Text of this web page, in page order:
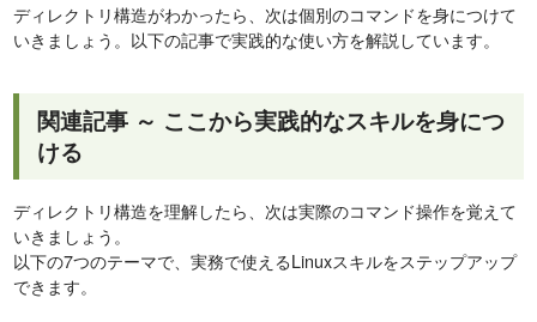
ディレクトリ構造がわかったら、次は個別のコマンドを身につけて
いきましょう。以下の記事で実践的な使い方を解説しています。
関連記事 ～ ここから実践的なスキルを身につ
ける
ディレクトリ構造を理解したら、次は実際のコマンド操作を覚えて
いきましょう。
以下の7つのテーマで、実務で使えるLinuxスキルをステップアップ
できます。